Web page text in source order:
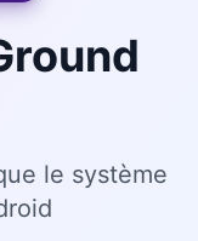
le système